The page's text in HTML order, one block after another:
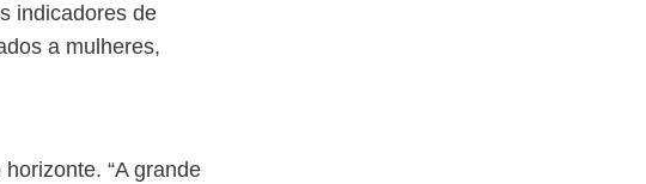
indicadores de
a mulheres,
“A grande